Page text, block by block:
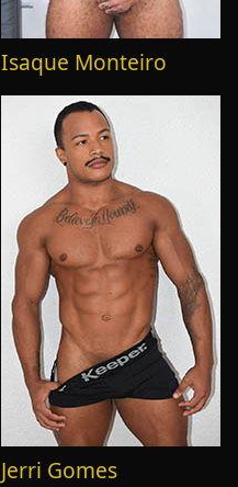
Isaque Monteiro
Jerri Gomes